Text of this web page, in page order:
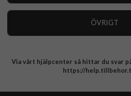
ÖVRIGT
Integritetspolicy
Via vårt hjälpcenter så hittar du svar
https://